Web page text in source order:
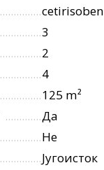
cetirisoben
3
2
4
125 m²
Да
Не
Југоисток